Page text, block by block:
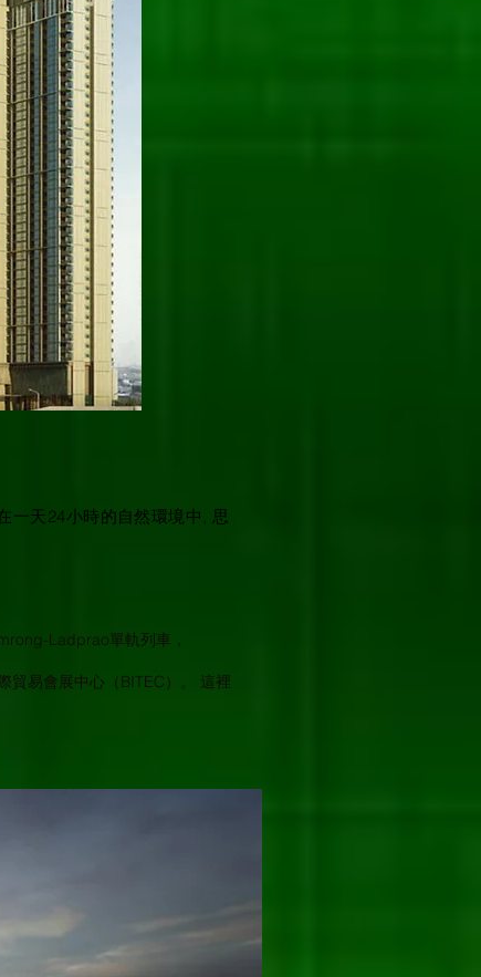
一天24小時的自然環境中, 思
Ladprao單軌列車，
貿易會展中心（BITEC）。 這裡